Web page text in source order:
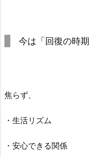
今は「回復の時
焦らず、
・生活リズム
・安心できる関係